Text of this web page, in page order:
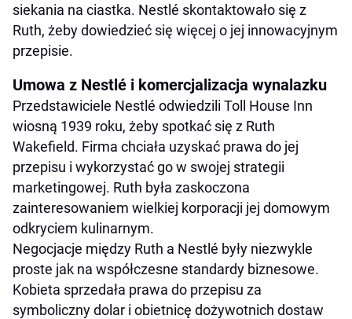
siekania na ciastka. Nestlé skontaktowało się z
Ruth, żeby dowiedzieć się więcej o jej innowacyjnym
przepisie.
Umowa z Nestlé i komercjalizacja wynalazku
Przedstawiciele Nestlé odwiedzili Toll House Inn
wiosną 1939 roku, żeby spotkać się z Ruth
Wakefield. Firma chciała uzyskać prawa do jej
przepisu i wykorzystać go w swojej strategii
marketingowej. Ruth była zaskoczona
zainteresowaniem wielkiej korporacji jej domowym
odkryciem kulinarnym.
Negocjacje między Ruth a Nestlé były niezwykle
proste jak na współczesne standardy biznesowe.
Kobieta sprzedała prawa do przepisu za
symboliczny dolar i obietnicę dożywotnich dostaw